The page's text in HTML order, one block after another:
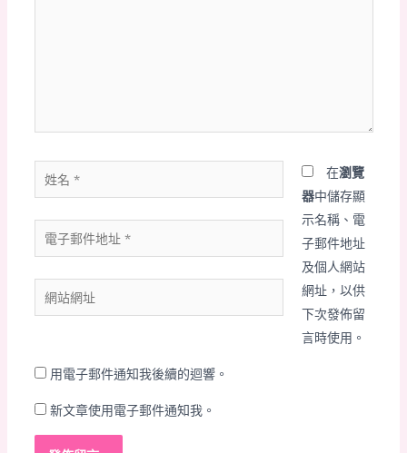
名
*
電
子
郵
件
*
站
在瀏覽
器中儲存顯
示名稱、電
子郵件地址
及個人網站
網址，以供
下次發佈留
言時使用。
用電子郵件通知我後續的迴響。
新文章使用電子郵件通知我。